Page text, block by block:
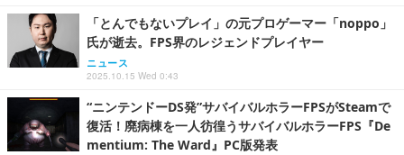
「とんでもないプレイ」の元プロゲーマー「noppo」
氏が逝去。FPS界のレジェンドプレイヤー
ニュース
2025.10.15 Wed 0:43
“ニンテンドーDS発”サバイバルホラーFPSがSteamで
復活！廃病棟を一人彷徨うサバイバルホラーFPS『De
mentium: The Ward』PC版発表